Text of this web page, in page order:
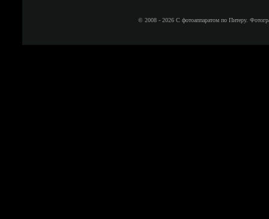
© 2008 - 2026 С фотоаппаратом по Питеру.